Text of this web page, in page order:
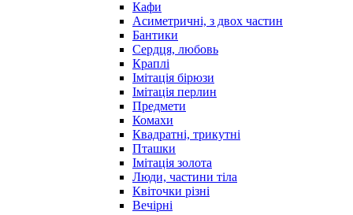
Кафи
Асиметричні, з двох частин
Бантики
Сердця, любовь
Краплі
Імітація бірюзи
Імітація перлин
Предмети
Комахи
Квадратні, трикутні
Пташки
Імітація золота
Люди, частини тіла
Квіточки різні
Вечірні